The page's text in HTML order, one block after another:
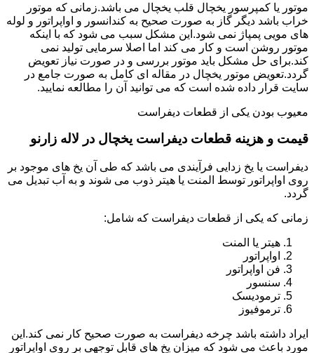
موتور یا کمپرسور یخچال قلب یخچال می باشد.زمانی که موتور
خراب باشد دیگر گاز به صورت صحیح به کندانسور و اواپراتور و لوله
های مویی پمپاژ نمی شود.این مشکل سبب می شود که با اینکه
موتور روشن است و کار می کند اما اصلا سرمایی تولید نمی
کند.برای حل مشکل باید موتور بررسی و در صورت نیاز تعویض
گردد.تعویض موتور یخچال در مقاله ای کامل به صورت جامع در
سایت قرار داده شده است که می توانید آن را مطالعه نمایید.
معیوب بودن یکی از قطعات دیفراست
قیمت و هزینه قطعات دیفراست یخچال در لاله زارنو
دیفراست یا یخ زدایی فرآیندی می باشد که طی آن یخ های موجود بر
روی اواپراتور توسط المنت یا هیتر ذوب می شوند و به آب تبدیل می
گردد.
زمانی که یکی از قطعات دیفراست که شامل:
هیتر یا المنت
اواپراتور
فن اواپراتور
سنسور
ترمودیسک
ترموفیوز
ایراد داشته باشد چرخه دیفراست به صورت صحیح کار نمی کند.این
مورد باعث می شود که میزان یخ های قابل توجهی بر روی اواپراتور